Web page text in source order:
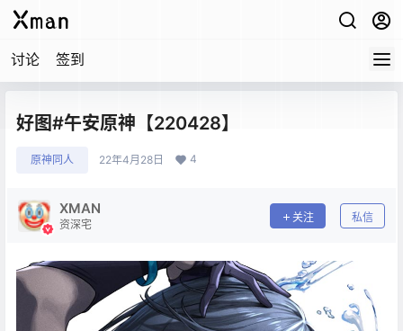
讨论 签到
好图#午安原神【220428】
原神同人 22年4月28日 4
XMAN
资深宅
关注 私信